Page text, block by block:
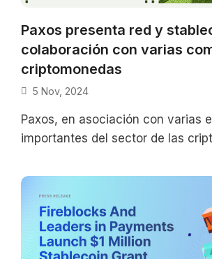
Paxos presenta red y
colaboración con varias
criptomonedas
5 Nov, 2024
Paxos, en asociación con varias
importantes del sector de las